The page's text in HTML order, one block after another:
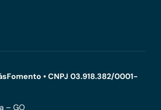
• CNPJ 03.918.382/0001-
– GO